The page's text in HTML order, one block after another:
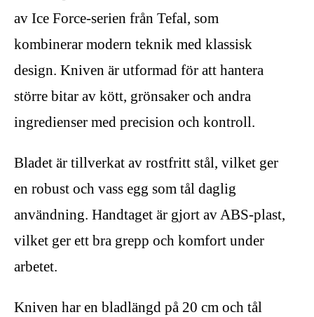
av Ice Force-serien från Tefal, som
kombinerar modern teknik med klassisk
design. Kniven är utformad för att hantera
större bitar av kött, grönsaker och andra
ingredienser med precision och kontroll.
Bladet är tillverkat av rostfritt stål, vilket ger
en robust och vass egg som tål daglig
användning. Handtaget är gjort av ABS-plast,
vilket ger ett bra grepp och komfort under
arbetet.
Kniven har en bladlängd på 20 cm och tål